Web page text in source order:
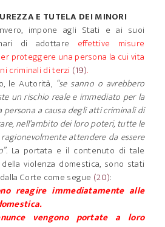
E TUTELA DEI MINORI
impone agli Stati e ai suoi
di adottare effettive misure
proteggere una persona la cui vita
criminali di terzi (19).
le Autorità, “se sanno o avrebbero
un rischio reale e immediato per la
a causa degli atti criminali di
nell’ambito dei loro poteri, tutte le
attendere da essere
. La portata e il contenuto di tale
violenza domestica, sono stati
Corte come segue (20):
reagire immediatamente alle
vengono portate a loro